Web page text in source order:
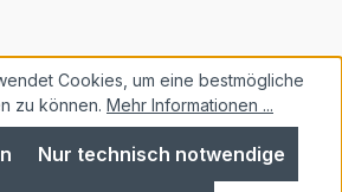
Cookies, um eine bestmögliche
zu können. Mehr Informationen ...
Nur technisch notwendige